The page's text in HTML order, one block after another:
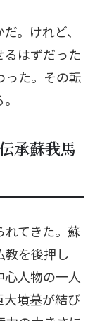
。けれど、
るはずだった
った。その転
――蘇我馬
てきた。蘇
教を後押し
人物の一人
大墳墓が結び